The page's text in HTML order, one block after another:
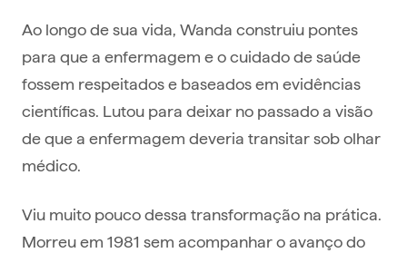
Ao longo de sua vida, Wanda construiu pontes
para que a enfermagem e o cuidado de saúde
fossem respeitados e baseados em evidências
científicas. Lutou para deixar no passado a visão
de que a enfermagem deveria transitar sob olhar
médico.
Viu muito pouco dessa transformação na prática.
Morreu em 1981 sem acompanhar o avanço do